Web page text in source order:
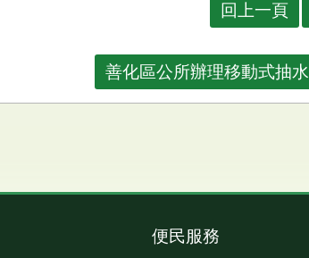
回上一頁
善化區公所辦理移動式抽
便民服務